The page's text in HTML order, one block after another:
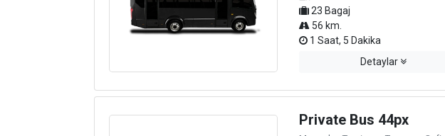
23 Bagaj
56 km.
1 Saat, 5 Dakika
Detaylar
Private Bus 44px